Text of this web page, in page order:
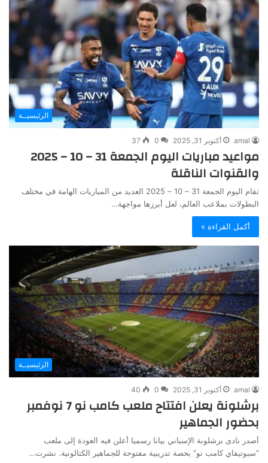
الرئيسيــة
amal أكتوبر 31, 2025 0
37
مواعيد مباريات اليوم الجمعة 31 – 10 – 2025
والقنوات الناقلة
تقام اليوم الجمعة 31 – 10 – 2025 العديد من المباريات الهامة في مختلف
البطولات بملاعب العالم، لعل أبرزها مواجهة…
أكمل القراءة »
الرئيسيــة
amal أكتوبر 31, 2025 0
40
برشلونة يعلن افتتاح ملعب كامب نو 7 نوفمبر
بحضور الجماهير
أصدر نادى برشلونة الإسباني بيانا رسميا أعلن فيه العودة إلى ملعب
“سبوتيفاي كامب نو” بحصة تدريبية مفتوحة للجماهير الكتالونية. نشرت…